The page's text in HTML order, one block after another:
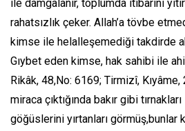
ile damgalanır, toplumda itibarını
rahatsızlık çeker. Allah’a tövbe
kimse ile helalleşemediği takdirde
Gıybet eden kimse, hak sahibi ile
Rikâk, 48,No: 6169; Tirmizî,
miraca çıktığında bakır gibi
göğüslerini yırtanları görmüş,bunlar